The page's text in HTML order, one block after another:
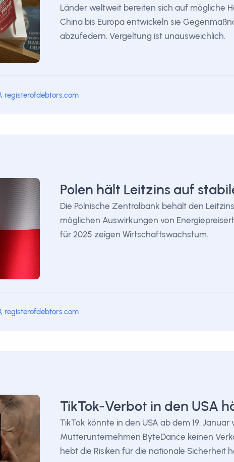
Länder weltweit bereiten sich auf mögliche
China bis Europa entwickeln sie
abzufedern. Vergeltung ist unausweichlich.
registerofdebtors.com
Polen hält Leitzins auf
Die Polnische Zentralbank behält den
möglichen Auswirkungen von
für 2025 zeigen Wirtschaftswachstum.
registerofdebtors.com
TikTok-Verbot in den USA
TikTok könnte in den USA ab dem 19.
Mutterunternehmen ByteDance keinen
hebt die Risiken für die nationale Sicherheit